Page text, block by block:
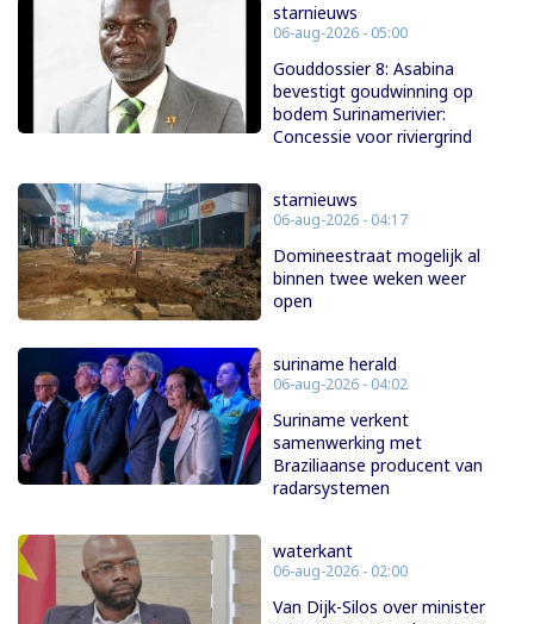
starnieuws
06-aug-2026 - 05:00
Gouddossier 8: Asabina
bevestigt goudwinning op
bodem Surinamerivier:
Concessie voor riviergrind
starnieuws
06-aug-2026 - 04:17
Domineestraat mogelijk al
binnen twee weken weer
open
suriname herald
06-aug-2026 - 04:02
Suriname verkent
samenwerking met
Braziliaanse producent van
radarsystemen
waterkant
06-aug-2026 - 02:00
Van Dijk-Silos over minister